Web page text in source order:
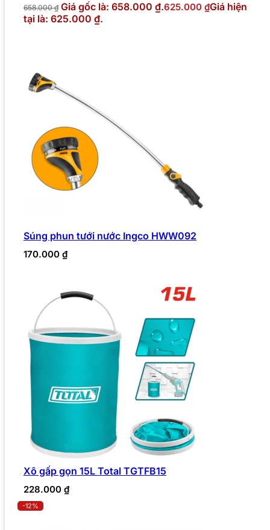
658.000₫ Giá gốc là: 658.000 ₫.625.000 ₫Giá hiện
tại là: 625.000 ₫.
Súng phun tưới nước Ingco HWW092
170.000 ₫
Xô gấp gọn 15L Total TGTFB15
228.000 ₫
-12%